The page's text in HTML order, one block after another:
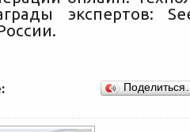
экспертов: